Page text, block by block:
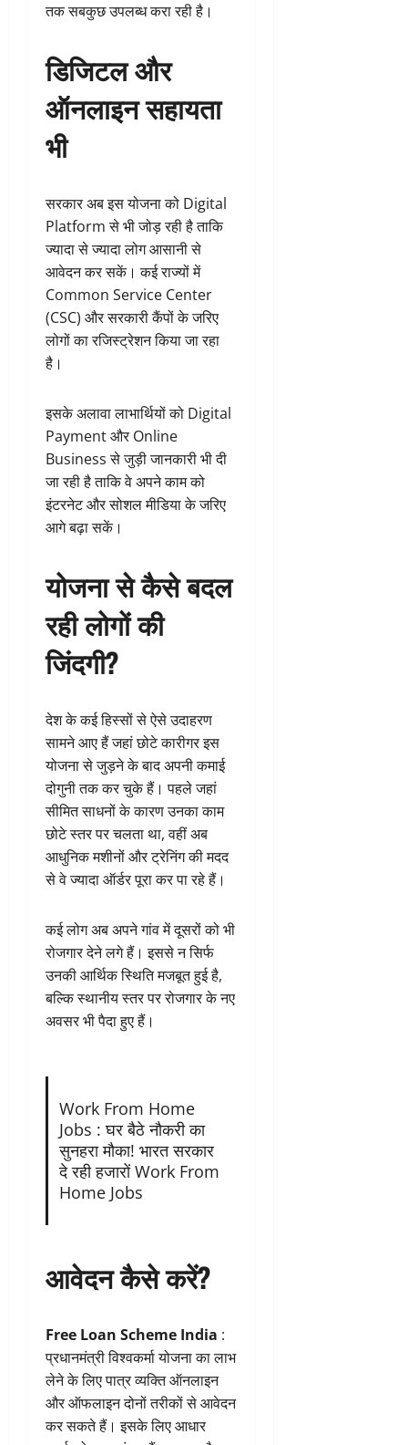
तक सबकुछ उपलब्ध करा रही है।
डिजिटल और
ऑनलाइन सहायता
भी
सरकार अब इस योजना को Digital
Platform से भी जोड़ रही है ताकि
ज्यादा से ज्यादा लोग आसानी से
आवेदन कर सकें। कई राज्यों में
Common Service Center
(CSC) और सरकारी कैंपों के जरिए
लोगों का रजिस्ट्रेशन किया जा रहा
है।
इसके अलावा लाभार्थियों को Digital
Payment और Online
Business से जुड़ी जानकारी भी दी
जा रही है ताकि वे अपने काम को
इंटरनेट और सोशल मीडिया के जरिए
आगे बढ़ा सकें।
योजना से कैसे बदल
रही लोगों की
जिंदगी?
देश के कई हिस्सों से ऐसे उदाहरण
सामने आए हैं जहां छोटे कारीगर इस
योजना से जुड़ने के बाद अपनी कमाई
दोगुनी तक कर चुके हैं। पहले जहां
सीमित साधनों के कारण उनका काम
छोटे स्तर पर चलता था, वहीं अब
आधुनिक मशीनों और ट्रेनिंग की मदद
से वे ज्यादा ऑर्डर पूरा कर पा रहे हैं।
कई लोग अब अपने गांव में दूसरों को भी
रोजगार देने लगे हैं। इससे न सिर्फ
उनकी आर्थिक स्थिति मजबूत हुई है,
बल्कि स्थानीय स्तर पर रोजगार के नए
अवसर भी पैदा हुए हैं।
Work From Home
Jobs : घर बैठे नौकरी का
सुनहरा मौका! भारत सरकार
दे रही हजारों Work From
Home Jobs
आवेदन कैसे करें?
Free Loan Scheme India :
प्रधानमंत्री विश्वकर्मा योजना का लाभ
लेने के लिए पात्र व्यक्ति ऑनलाइन
और ऑफलाइन दोनों तरीकों से आवेदन
कर सकते हैं। इसके लिए आधार